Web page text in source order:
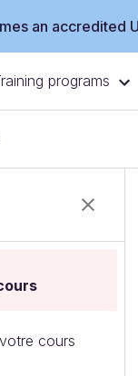
an accredited
programs
cours